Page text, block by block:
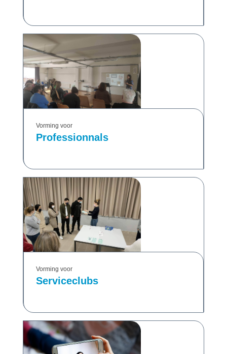
Vorming voor
Professionnals
Vorming voor
Serviceclubs